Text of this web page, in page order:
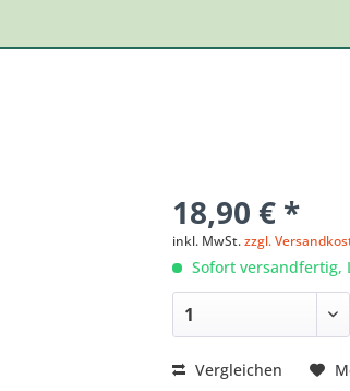
18,90 € *
inkl. MwSt.zzgl.
Sofort versandfertig,
Vergleichen